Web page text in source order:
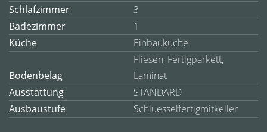
Schlafzimmer
3
Badezimmer
1
Küche
Einbauküche
Bodenbelag
Fliesen, Fertigparkett,
Laminat
Ausstattung
STANDARD
Ausbaustufe
Schluesselfertigmitkeller